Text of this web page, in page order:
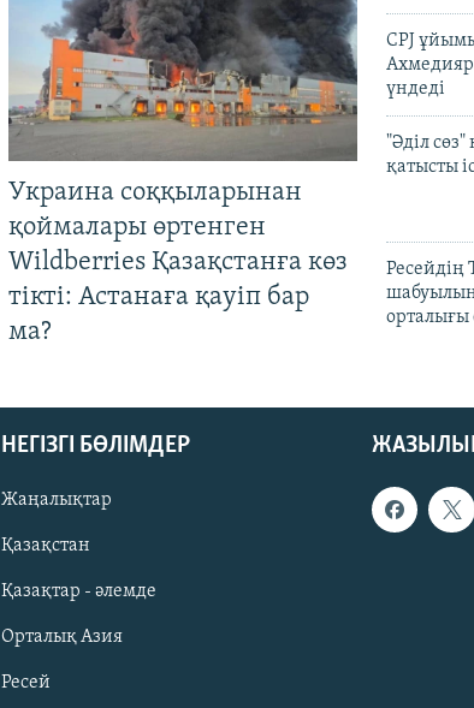
Украина соққыларынан
қоймалары өртенген
Wildberries Қазақстанға көз
тікті: Астанаға қауіп бар
ма?
CPJ
үндеді
"Әділ
қатысты
Ресейдің
орталығы
НЕГІЗГІ БӨЛІМДЕР
Жаңалықтар
Қазақстан
Қазақтар - әлемде
Орталық Азия
Ресей